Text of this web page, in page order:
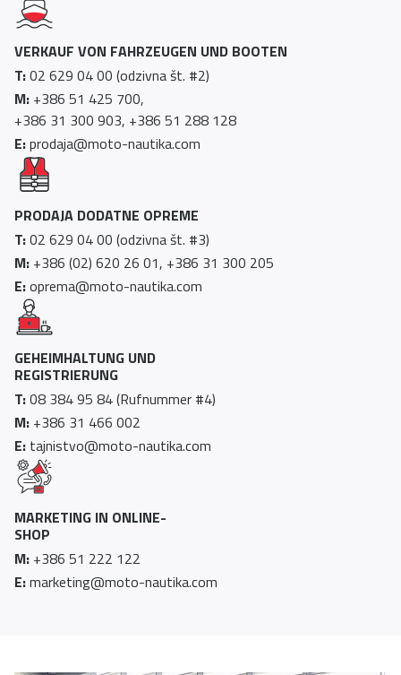
VERKAUF VON FAHRZEUGEN UND BOOTEN
T:02 629 04 00 (odzivna št. #2)
M: +386 51 425 700,
+386 31 300 903, +386 51 288 128
E:prodaja@moto-nautika.com
PRODAJA DODATNE OPREME
T:02 629 04 00 (odzivna št. #3)
M: +386 (02) 620 26 01, +386 31 300 205
E:oprema@moto-nautika.com
GEHEIMHALTUNG UND
REGISTRIERUNG
T:08 384 95 84 (Rufnummer #4)
M: +386 31 466 002
E: tajnistvo@moto-nautika.com
MARKETING IN ONLINE-
SHOP
M: +386 51 222 122
E:marketing@moto-nautika.com